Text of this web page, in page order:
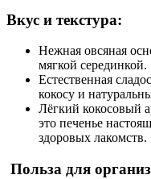
Вкус и текстура:
Нежная овсяная
мягкой серединкой.
Естественная
кокосу и
Лёгкий кокосовый
это печенье
здоровых лакомств.
Польза для